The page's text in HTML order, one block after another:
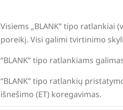
Visiems „BLANK” tipo ratlankiai
poreikį. Visi galimi tvirtinimo
“BLANK” tipo ratlankiams
“BLANK” tipo ratlankių
išnešimo (ET) koregavimas.